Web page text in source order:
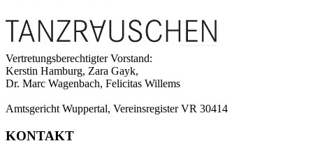
Vertretungsberechtigter Vorstand:
Kerstin Hamburg, Zara Gayk,
Dr. Marc Wagenbach, Felicitas Willems
Amtsgericht Wuppertal, Vereinsregister VR 30414
KONTAKT